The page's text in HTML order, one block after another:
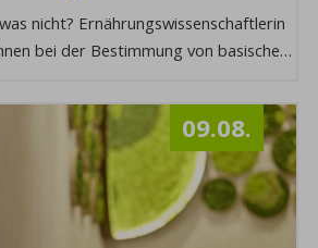
nicht? Ernährungswissenschaftlerin
bei der Bestimmung von basischen
09.08.